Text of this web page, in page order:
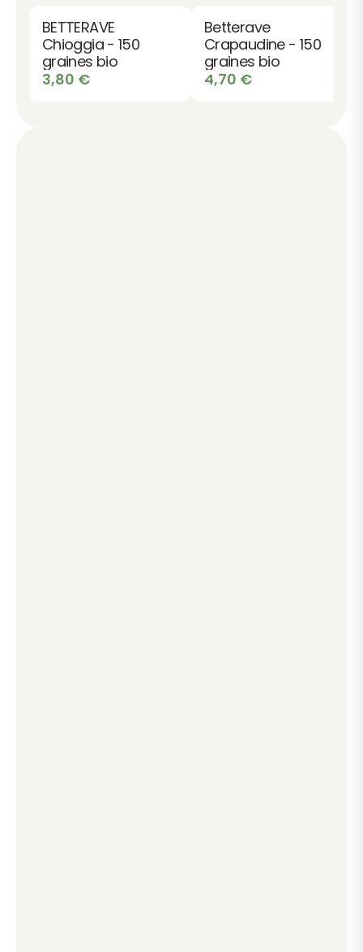
BETTERAVE
Chioggia - 150
graines bio
3,80 €
Betterave
Crapaudine - 150
graines bio
4,70 €